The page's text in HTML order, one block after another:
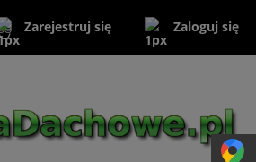
Zarejestruj się Zaloguj się